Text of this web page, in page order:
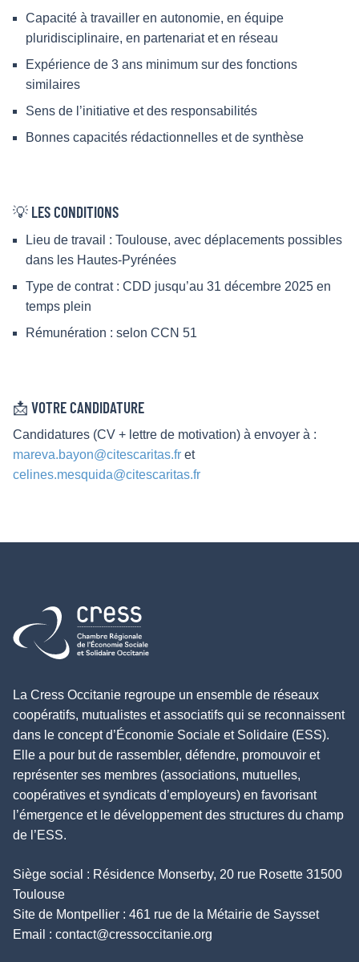
Capacité à travailler en autonomie, en équipe
pluridisciplinaire, en partenariat et en réseau
Expérience de 3 ans minimum sur des fonctions
similaires
Sens de l’initiative et des responsabilités
Bonnes capacités rédactionnelles et de synthèse
💡 LES CONDITIONS
Lieu de travail : Toulouse, avec déplacements possibles
dans les Hautes-Pyrénées
Type de contrat : CDD jusqu’au 31 décembre 2025 en
temps plein
Rémunération : selon CCN 51
📩 VOTRE CANDIDATURE
Candidatures (CV + lettre de motivation) à envoyer à :
mareva.bayon@citescaritas.fr et
celines.mesquida@citescaritas.fr
Retour à l'accueil
La Cress Occitanie regroupe un ensemble de réseaux
coopératifs, mutualistes et associatifs qui se reconnaissent
dans le concept d’Économie Sociale et Solidaire (ESS).
Elle a pour but de rassembler, défendre, promouvoir et
représenter ses membres (associations, mutuelles,
coopératives et syndicats d’employeurs) en favorisant
l’émergence et le développement des structures du champ
de l’ESS.
Siège social : Résidence Monserby, 20 rue Rosette 31500
Toulouse
Site de Montpellier : 461 rue de la Métairie de Saysset
Email : contact@cressoccitanie.org